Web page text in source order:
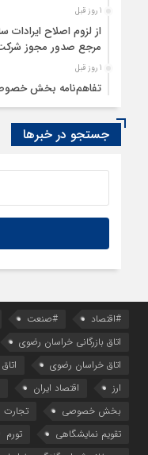
1 روز قبل
از لزوم اصلاح ایرادات
مرجع صدور مجوز
1 روز قبل
تفاهم‌نامه بخش
1 روز قبل
سود اقتصاد‌ها از هوش
جستجو در خبرها
#اقتصاد #صنعت
اتاق بازرگانی خراسان رضوی
اتاق خراسان رضوی
ارز
اقتصاد ایران
بخش خصوصی
تجارت
تقویم نمایشگاهی
تورم